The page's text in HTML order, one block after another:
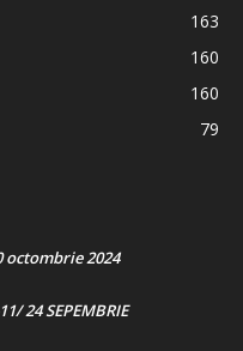
163
160
160
79
2024
24 SEPEMBRIE